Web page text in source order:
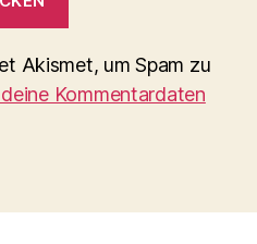
Akismet, um Spam zu
Kommentardaten